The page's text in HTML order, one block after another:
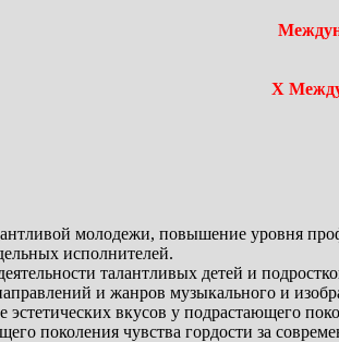
X
молодежи, повышение уровня
исполнителей.
талантливых детей и
и жанров музыкального и
вкусов у подрастающего
поколения чувства гордости за